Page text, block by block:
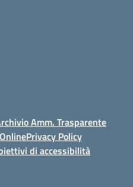
Amm. Trasparente
Privacy Policy
di accessibilità